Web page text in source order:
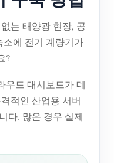
는 태양광 현장, 공
소에 전기 계량기가
?
우드 대시보드가 데
적인 산업용 서버
다. 많은 경우 실제